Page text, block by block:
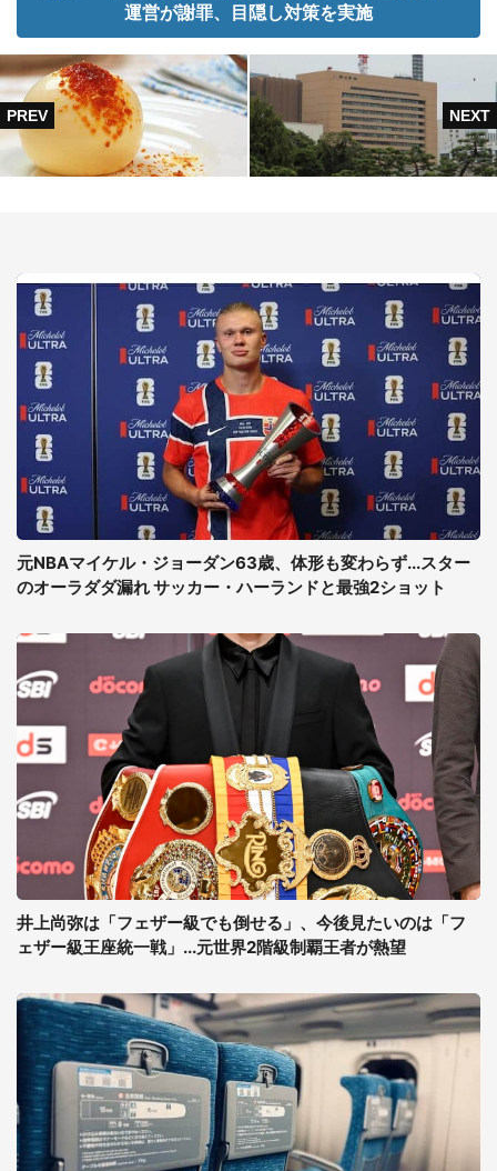
運営が謝罪、目隠し対策を実施
元NBAマイケル・ジョーダン63歳、体形も変わらず...スター
のオーラダダ漏れ サッカー・ハーランドと最強2ショット
井上尚弥は「フェザー級でも倒せる」、今後見たいのは「フ
ェザー級王座統一戦」...元世界2階級制覇王者が熱望